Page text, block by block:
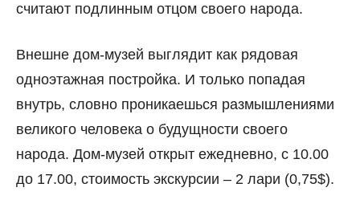
считают подлинным отцом своего народа.
Внешне дом-музей выглядит как рядовая
одноэтажная постройка. И только попадая
внутрь, словно проникаешься размышлениями
великого человека о будущности своего
народа. Дом-музей открыт ежедневно, с 10.00
до 17.00, стоимость экскурсии – 2 лари (0,75$).